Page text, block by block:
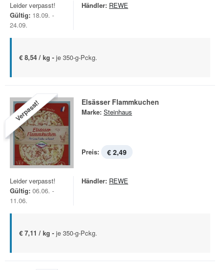
Leider verpasst!
Gültig: 18.09. -
24.09.
Händler: REWE
€ 8,54 / kg - je 350-g-Pckg.
Verpasst! Elsässer Flammkuchen
Marke: Steinhaus
Preis: € 2,49
Leider verpasst!
Gültig: 06.06. -
11.06.
Händler: REWE
€ 7,11 / kg - je 350-g-Pckg.